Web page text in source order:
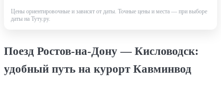
Цены ориентировочные и зависят от даты. Точные цены и места — при выборе
даты на Туту.ру.
Поезд Ростов-на-Дону — Кисловодск:
удобный путь на курорт Кавминвод